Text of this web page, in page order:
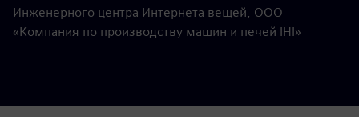
Инженерного центра Интернета вещей, ООО
«Компания по производству машин и печей IHI»